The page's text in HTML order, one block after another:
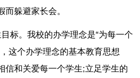
躲避家长会。
标。我校的办学理念是“为每一个
这个办学理念的基本教育思想
信和关爱每一个学生;立足学生的